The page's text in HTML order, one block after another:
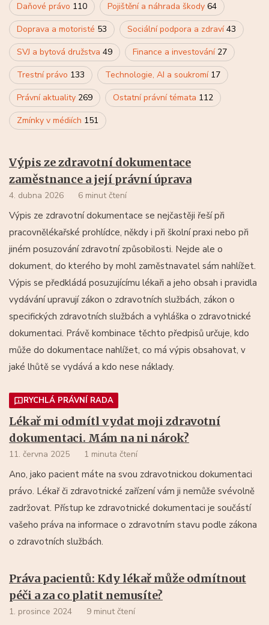
Daňové právo 110 Pojištění a náhrada škody 64
Doprava a motoristé 53 Sociální podpora a zdraví43
SVJ a bytová družstva 49 Finance a investování 27
Trestní právo 133 Technologie, AI a soukromí 17
Právní aktuality 269 Ostatní právní témata 112
Zmínky v médiích 151
Výpis ze zdravotní dokumentace
zaměstnance a její právní úprava
4. dubna 2026 6 minut čtení
Výpis ze zdravotní dokumentace se nejčastěji řeší při
pracovnělékařské prohlídce, někdy i při školní praxi nebo při
jiném posuzování zdravotní způsobilosti. Nejde ale o
dokument, do kterého by mohl zaměstnavatel sám nahlížet.
Výpis se předkládá posuzujícímu lékaři a jeho obsah i pravidla
vydávání upravují zákon o zdravotních službách, zákon o
specifických zdravotních službách a vyhláška o zdravotnické
dokumentaci. Právě kombinace těchto předpisů určuje, kdo
může do dokumentace nahlížet, co má výpis obsahovat, v
jaké lhůtě se vydává a kdo nese náklady.
RYCHLÁ PRÁVNÍ RADA
Lékař mi odmítl vydat moji zdravotní
dokumentaci. Mám na ni nárok?
11. června 2025 1 minuta čtení
Ano, jako pacient máte na svou zdravotnickou dokumentaci
právo. Lékař či zdravotnické zařízení vám ji nemůže svévolně
zadržovat. Přístup ke zdravotnické dokumentaci je součástí
vašeho práva na informace o zdravotním stavu podle zákona
o zdravotních službách.
Práva pacientů: Kdy lékař může odmítnout
péči a za co platit nemusíte?
1. prosince 2024 9 minut čtení